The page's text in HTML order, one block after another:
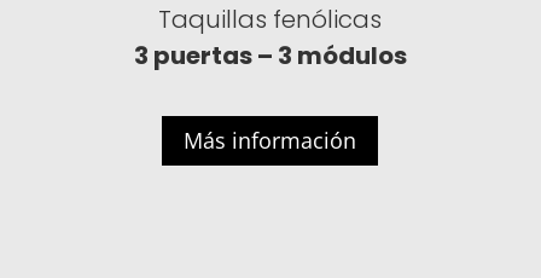
Taquillas fenólicas
3 puertas – 3 módulos
Más información